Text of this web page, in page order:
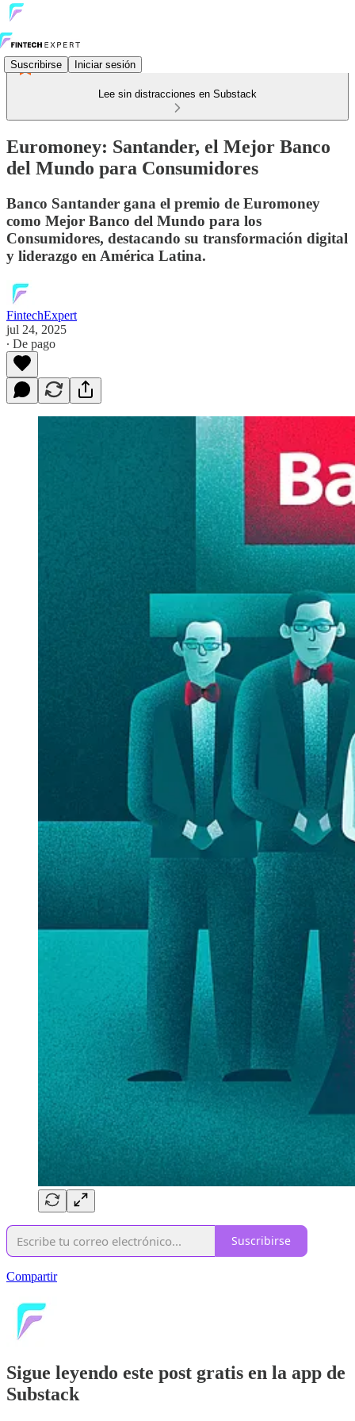
Suscribirse Iniciar sesión
Lee sin distracciones en Substack
Euromoney: Santander, el Mejor Banco
del Mundo para Consumidores
Banco Santander gana el premio de Euromoney
como Mejor Banco del Mundo para los
Consumidores, destacando su transformación digital
y liderazgo en América Latina.
FintechExpert
jul 24, 2025
∙ De pago
Suscribirse
Compartir
Sigue leyendo este post gratis en la app de
Substack